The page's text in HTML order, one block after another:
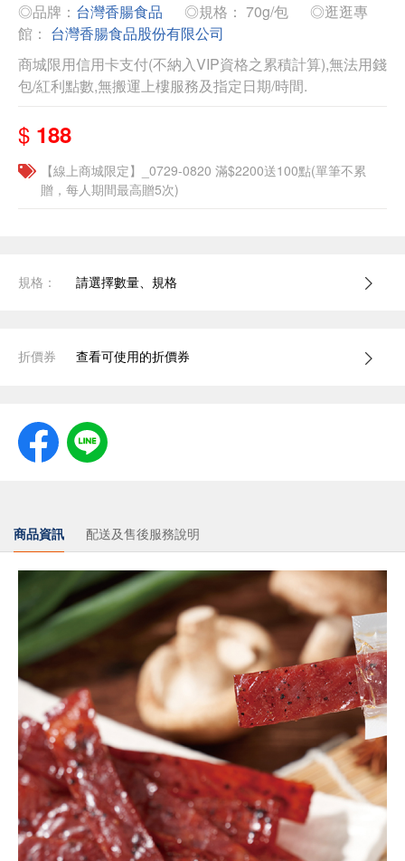
◎品牌： 台灣香腸食品 ◎規格： 70g/包
◎逛逛專
館： 台灣香腸食品股份有限公司
商城限用信用卡支付(不納入VIP資格之累積計算),無法用錢
包/紅利點數,無搬運上樓服務及指定日期/時間.
$ 188
【線上商城限定】_0729-0820 滿$2200送100點(單筆不累
贈，每人期間最高贈5次)
規格： 請選擇數量、規格
折價券 查看可使用的折價券
商品資訊 配送及售後服務說明